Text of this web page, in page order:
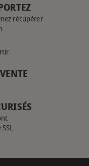
récupérer